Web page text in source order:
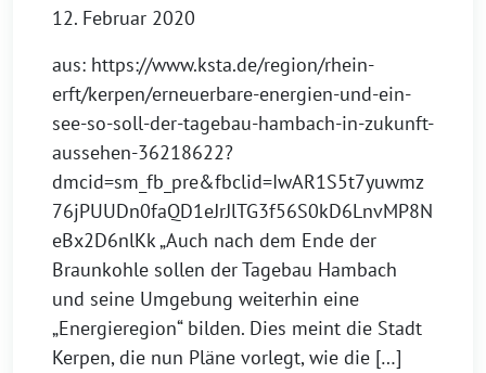
12. Februar 2020
aus: https://www.ksta.de/region/rhein-
erft/kerpen/erneuerbare-energien-und-ein-
see-so-soll-der-tagebau-hambach-in-zukunft-
aussehen-36218622?
dmcid=sm_fb_pre&fbclid=IwAR1S5t7yuwmz
76jPUUDn0faQD1eJrJlTG3f56S0kD6LnvMP8N
eBx2D6nlKk „Auch nach dem Ende der
Braunkohle sollen der Tagebau Hambach
und seine Umgebung weiterhin eine
„Energieregion“ bilden. Dies meint die Stadt
Kerpen, die nun Pläne vorlegt, wie die […]